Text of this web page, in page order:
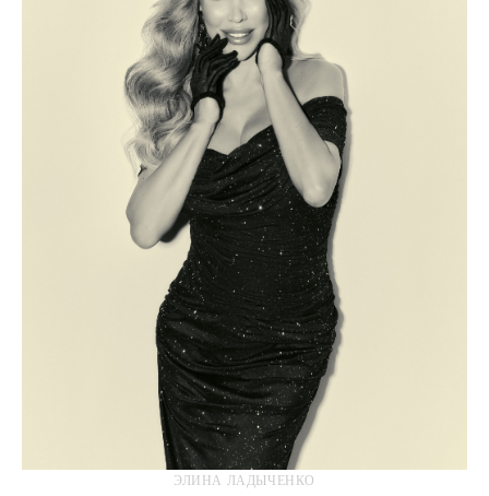
ЭЛИНА ЛАДЫЧЕНКО